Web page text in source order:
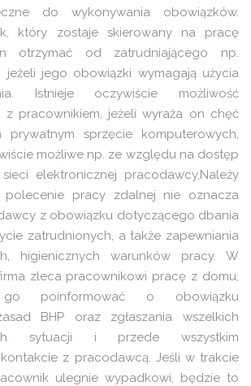
do wykonywania obowiązków.
który zostaje skierowany na pracę
otrzymać od zatrudniającego np.
jeżeli jego obowiązki wymagają użycia
Istnieje oczywiście możliwość
z pracownikiem, jeżeli wyraża on chęć
sprzęcie komputerowych,
możliwe np. ze względu na dostęp
elektronicznej pracodawcy,Należy
polecenie pracy zdalnej nie oznacza
z obowiązku dotyczącego dbania
zatrudnionych, a także zapewniania
higienicznych warunków pracy. W
zleca pracownikowi pracę z domu,
poinformować o obowiązku
BHP oraz zgłaszania wszelkich
sytuacji i przede wszystkim
z pracodawcą. Jeśli w trakcie
ulegnie wypadkowi, będzie to